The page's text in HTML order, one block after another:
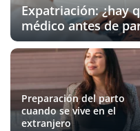
Expatriación: ¿hay
médico antes de
Preparación del parto
cuando se vive en el
extranjero